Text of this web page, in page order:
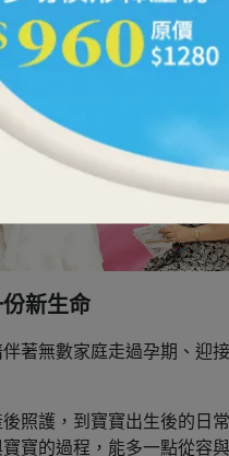
新生命
著無數家庭走過孕期、迎
照護，到寶寶出生後的日
寶的過程，能多一點從容